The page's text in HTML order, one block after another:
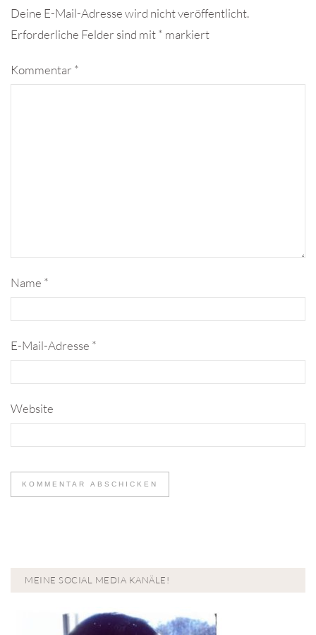
Deine E-Mail-Adresse wird nicht veröffentlicht.
Erforderliche Felder sind mit* markiert
Kommentar *
Name *
E-Mail-Adresse *
Website
MEINE SOCIAL MEDIA KANÄLE!